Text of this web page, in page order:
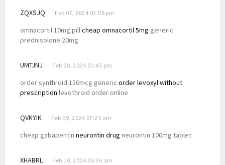
ZQXSJQ Feb 07, 2024 03:08 pm
omnacortil 10mg pill cheap omnacortil 5mg generic
prednisolone 20mg
UMTJNJ Feb 08, 2024 01:45 pm
order synthroid 150mcg generic order levoxyl without
prescription levothroid order online
QVKYIK Feb 09, 2024 07:25 am
cheap gabapentin neurontin drug neurontin 100mg tablet
XHABRL Feb 10, 2024 05:36 am